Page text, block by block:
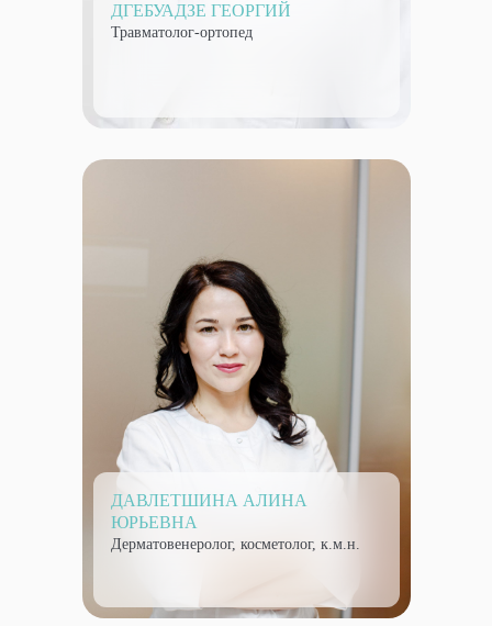
ДГЕБУАДЗЕ ГЕОРГИЙ
Травматолог-ортопед
ДАВЛЕТШИНА АЛИНА
ЮРЬЕВНА
Дерматовенеролог, косметолог, к.м.н.